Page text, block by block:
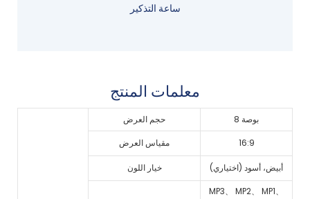
ساعة التذكير
معلمات المنتج
حجم العرض
8 بوصة
مقياس العرض
16:9
خيار اللون أبيض، أسود (اختياري)
MP3、 MP2、 MP1、